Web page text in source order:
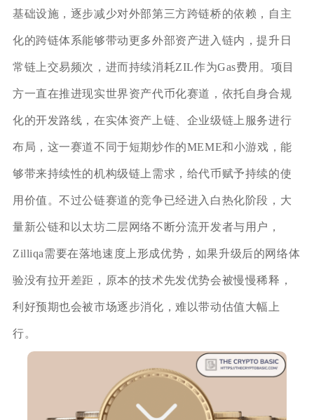
基础设施，逐步减少对外部第三方跨链桥的依赖，自主
化的跨链体系能够带动更多外部资产进入链内，提升日
常链上交易频次，进而持续消耗ZIL作为Gas费用。项目
方一直在推进现实世界资产代币化赛道，依托自身合规
化的开发路线，在实体资产上链、企业级链上服务进行
布局，这一赛道不同于短期炒作的MEME和小游戏，能
够带来持续性的机构级链上需求，给代币赋予持续的使
用价值。不过公链赛道的竞争已经进入白热化阶段，大
量新公链和以太坊二层网络不断分流开发者与用户，
Zilliqa需要在落地速度上形成优势，如果升级后的网络体
验没有拉开差距，原本的技术先发优势会被慢慢稀释，
利好预期也会被市场逐步消化，难以带动估值大幅上
行。